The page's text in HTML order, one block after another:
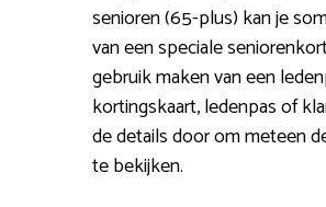
senioren (65-plus) kan je
van een speciale
gebruik maken van een
kortingskaart, ledenpas of
de details door om meteen
te bekijken.